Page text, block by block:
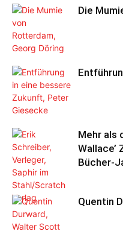
Die
Mehr als
Wallace’
Bücher-
Quentin